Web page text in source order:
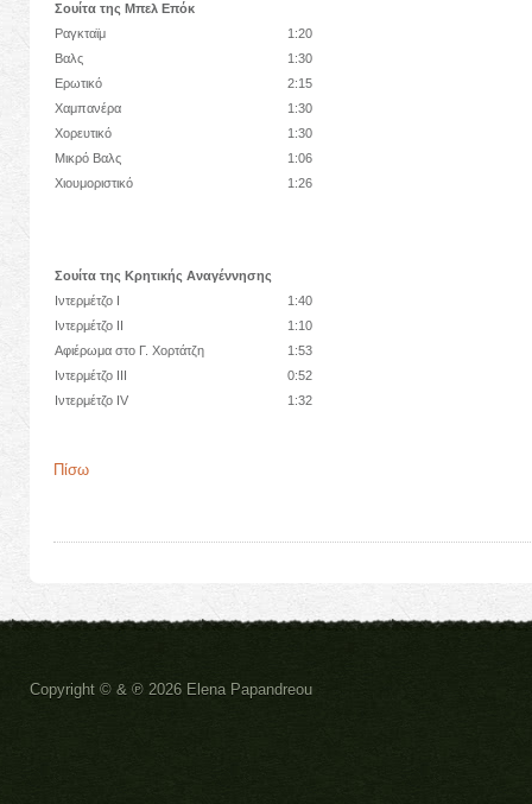
Σουίτα της Μπελ Επόκ
Ραγκταϊμ
1:20
Βαλς
1:30
Ερωτικό
2:15
Χαμπανέρα
1:30
Χορευτικό
1:30
Μικρό Βαλς
1:06
Χιουμοριστικό
1:26
Σουίτα της Κρητικής Αναγέννησης
Ιντερμέτζο Ι
1:40
Ιντερμέτζο ΙΙ
1:10
Αφιέρωμα στο Γ. Χορτάτζη
1:53
Ιντερμέτζο ΙΙΙ
0:52
Ιντερμέτζο IV
1:32
Πίσω
Copyright © & ℗ 2026 Elena Papandreou